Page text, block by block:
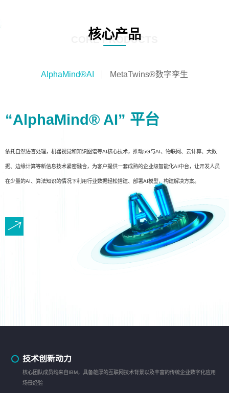
核心产品
CORE PRODUCTS
AlphaMind®AI MetaTwins®数字孪生
“AlphaMind® AI” 平台
依托自然语言处理，机器视觉和知识图谱等AI核心技术，推动5G与AI、物联网、云计算、大数
据、边缘计算等新信息技术紧密融合，为客户提供一套成熟的企业级智能化AI中台，让开发人员
在少量的AI、算法知识的情况下利用行业数据轻松搭建、部署AI模型，构建解决方案。
技术创新动力
核心团队成员均来自IBM，具备雄厚的互联网技术背景以及丰富的传统企业数字化应用
场景经验